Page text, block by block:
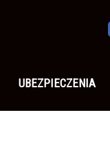
UBEZPIECZENIA